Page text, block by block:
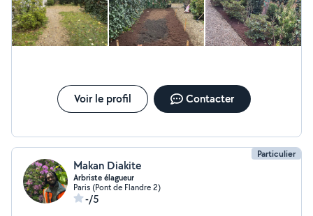
Voir le profil Contacter
Particulier
Makan Diakite
Arbriste élagueur
Paris (Pont de Flandre 2)
-/5